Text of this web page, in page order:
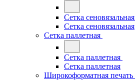
Сетка сеновязальная
Сетка сеновязальная
Сетка паллетная
Сетка паллетная
Сетка паллетная
Широкоформатная печать